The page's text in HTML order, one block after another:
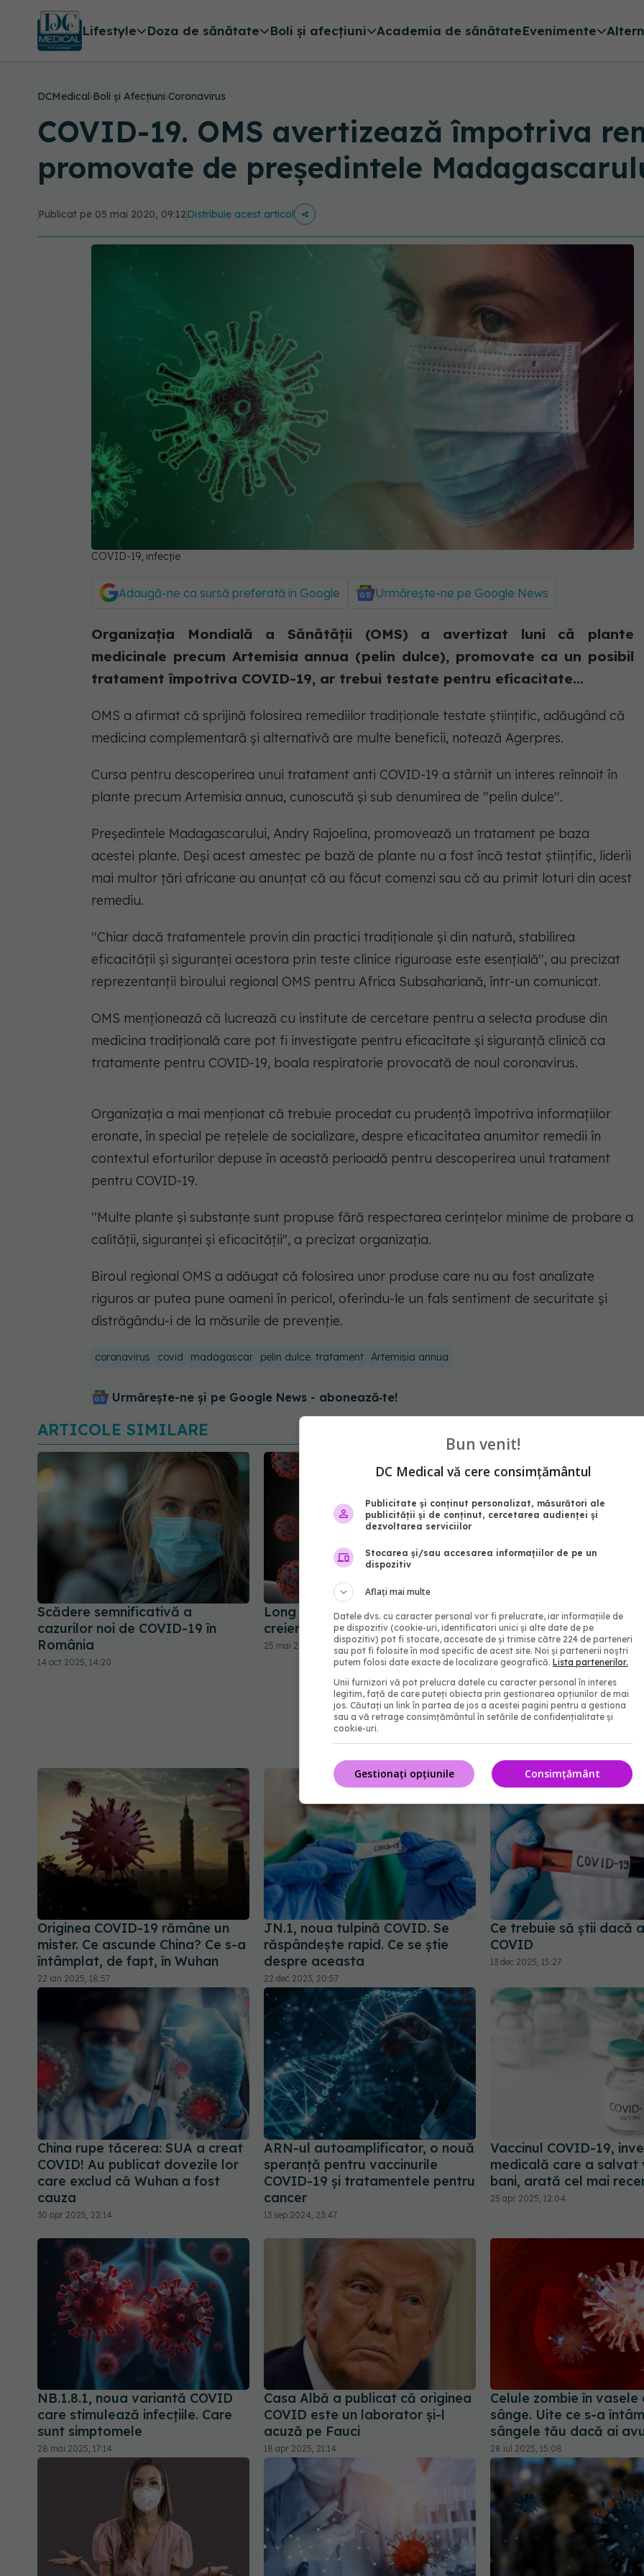
Lifestyle Doza de sănătate Boli și afecțiuni Academia de sănătateEvenimente
DCMedical›Boli și Afecțiuni›Coronavirus
COVID-19. OMS avertizează împotriva
promovate de președintele
Publicat pe 05 mai 2020, 09:12Distribuie acest articol
COVID-19, infecție
Adaugă-ne ca sursă preferată în Google Urmărește-ne pe Google News
Organizaţia Mondială a Sănătăţii (OMS) a avertizat luni că plante
medicinale precum Artemisia annua (pelin dulce), promovate ca un posibil
tratament împotriva COVID-19, ar trebui testate pentru eficacitate...
OMS a afirmat că sprijină folosirea remediilor tradiţionale testate ştiinţific, adăugând că
medicina complementară şi alternativă are multe beneficii, notează Agerpres.
Cursa pentru descoperirea unui tratament anti COVID-19 a stârnit un interes reînnoit în
plante precum Artemisia annua, cunoscută şi sub denumirea de ''pelin dulce''.
Preşedintele Madagascarului, Andry Rajoelina, promovează un tratament pe baza
acestei plante. Deşi acest amestec pe bază de plante nu a fost încă testat ştiinţific, liderii
mai multor ţări africane au anunţat că au făcut comenzi sau că au primit loturi din acest
remediu.
''Chiar dacă tratamentele provin din practici tradiţionale şi din natură, stabilirea
eficacităţii şi siguranţei acestora prin teste clinice riguroase este esenţială'', au precizat
reprezentanţii biroului regional OMS pentru Africa Subsahariană, într-un comunicat.
OMS menţionează că lucrează cu institute de cercetare pentru a selecta produse din
medicina tradiţională care pot fi investigate pentru eficacitate şi siguranţă clinică ca
tratamente pentru COVID-19, boala respiratorie provocată de noul coronavirus.
Organizaţia a mai menţionat că trebuie procedat cu prudenţă împotriva informaţiilor
eronate, în special pe reţelele de socializare, despre eficacitatea anumitor remedii în
contextul eforturilor depuse în această perioadă pentru descoperirea unui tratament
pentru COVID-19.
''Multe plante şi substanţe sunt propuse fără respectarea cerinţelor minime de probare a
calităţii, siguranţei şi eficacităţii", a precizat organizaţia.
Biroul regional OMS a adăugat că folosirea unor produse care nu au fost analizate
riguros ar putea pune oameni în pericol, oferindu-le un fals sentiment de securitate şi
distrăgându-i de la măsurile de prevenţie.
coronavirus covid madagascar pelin dulce. tratament Artemisia annua
Urmărește-ne și pe Google News - abonează‑te!
ARTICOLE SIMILARE
Scădere semnificativă a
cazurilor noi de COVID-19 în
România
14 oct 2025, 14:20
Long COVID, impact asupra
creierului
25 mai 2026, 14:52
EXCLUSIV Creierul,
dramatic de pandemia
COVID. Valentin-Veron
Sunt mai multe forme de
psihoză, de demență. E o
accelerare a unor
care păreau să fie într-
30 aug 2023, 20:55
Originea COVID-19 rămâne un
mister. Ce ascunde China? Ce s-a
întâmplat, de fapt, în Wuhan
22 ian 2025, 18:57
JN.1, noua tulpină COVID. Se
răspândește rapid. Ce se știe
despre aceasta
22 dec 2023, 20:57
Ce trebuie să știi dacă
COVID
13 dec 2025, 15:27
China rupe tăcerea: SUA a creat
COVID! Au publicat dovezile lor
care exclud că Wuhan a fost
cauza
30 apr 2025, 22:14
ARN-ul autoamplificator, o nouă
speranță pentru vaccinurile
COVID-19 și tratamentele pentru
cancer
13 sep 2024, 23:47
Vaccinul COVID-19,
medicală care a salvat
bani, arată cel mai
25 apr 2025, 12:04
NB.1.8.1, noua variantă COVID
care stimulează infecțiile. Care
sunt simptomele
28 mai 2025, 17:14
Casa Albă a publicat că originea
COVID este un laborator și-l
acuză pe Fauci
18 apr 2025, 21:14
Celule zombie în vasele
sânge. Uite ce s-a
sângele tău dacă ai
28 iul 2025, 15:08
Bun venit!
DC Medical vă cere consimțământul
Publicitate și conținut personalizat, măsurători ale
publicității și de conținut, cercetarea audienței și
dezvoltarea serviciilor
Stocarea și/sau accesarea informațiilor de pe un
dispozitiv
Aflați mai multe
Datele dvs. cu caracter personal vor fi prelucrate, iar informațiile de
pe dispozitiv (cookie-uri, identificatori unici și alte date de pe
dispozitiv) pot fi stocate, accesate de și trimise către 224 de parteneri
sau pot fi folosite în mod specific de acest site. Noi și partenerii noștri
putem folosi date exacte de localizare geografică. Lista partenerilor.
Unii furnizori vă pot prelucra datele cu caracter personal în interes
legitim, față de care puteți obiecta prin gestionarea opțiunilor de mai
jos. Căutați un link în partea de jos a acestei pagini pentru a gestiona
sau a vă retrage consimțământul în setările de confidențialitate și
cookie-uri.
Consimțământ
Gestionați opțiunile